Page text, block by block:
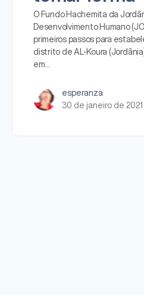
O Fundo Hachemita da
Desenvolvimento Humano
primeiros passos para
distrito de AL-Koura
em…
esperanza
30 de janeiro de 2021